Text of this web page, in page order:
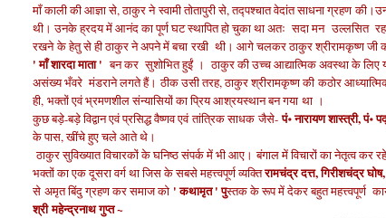
माँ काली की आज्ञा से, ठाकुर नेस्वामीतोतापुरी से, तद्पश्चात वेदांत साधना ग्रहण
थी। उनके ह्रदय में आनंद का पूर्ण घट स्थापित हो चुका था अतः सदा मन उल्लसित
रखने के हेतु से ही ठाकुर ने अपने में बचा रखी थी। आगे चलकर ठाकुर श्रीरामकृष्ण जी की
' माँ शारदा माता ' बन कर सुशोभित हुईं ।ठाकुर की उच्च आद्यात्मिक अवस्था के
असंख्य भँवरे मंडराने लगते हैं।ठीक उसी तरह, ठाकुर श्रीरामकृष्ण कीकठोर
ही,भक्तों एवं भ्रमणशील संन्यासियों का प्रिय आश्रयस्थान बन गया था ।
कुछ बड़े-बड़े विद्वान एवं प्रसिद्ध वैष्णव एवंतांत्रिक साधकजैसे-पं॰ नारायण शास्त्री,
के पास, खींचे हुए चले आते थे।
ठाकुरसुविख्यात विचारकों के घनिष्ठ संपर्क में भीआए।बंगाल में विचारों का नेतृत्व कर
भक्तों का एक दूसरा वर्ग था जिस के सबसे महत्त्वपूर्ण व्यक्तिरामचंद्र दत्त, गिरीशचंद्र
सेअमृत बिंदु ग्रहण कर समाज को ' कथामृत ' पुस्तक के रूप में देकर बहुत महत्त्वपूर्ण
श्री महेन्द्रनाथ गुप्त ~